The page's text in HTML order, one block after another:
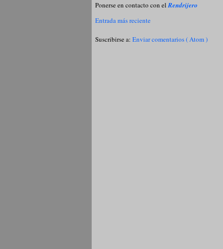
Ponerse en contacto con elRendrijero
Entrada más reciente
Suscribirse a: Enviar comentarios ( Atom )